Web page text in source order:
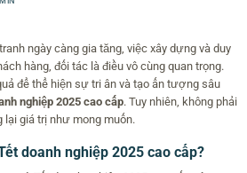
ngày càng gia tăng, việc xây dựng và duy
hàng, đối tác là điều vô cùng quan trọng.
để thể hiện sự tri ân và tạo ấn tượng sâu
nghiệp 2025 cao cấp. Tuy nhiên, không phải
lại giá trị như mong muốn.
doanh nghiệp 2025 cao cấp?